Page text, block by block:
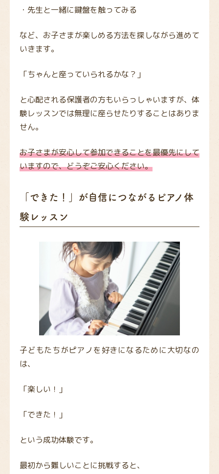
・先生と一緒に鍵盤を触ってみる
など、お子さまが楽しめる方法を探しながら進めて
いきます。
「ちゃんと座っていられるかな？」
と心配される保護者の方もいらっしゃいますが、体
験レッスンでは無理に座らせたりすることはありま
せん。
お子さまが安心して参加できることを最優先にして
いますので、どうぞご安心ください。
「できた！」が自信につながるピアノ体
験レッスン
子どもたちがピアノを好きになるために大切なの
は、
「楽しい！」
「できた！」
という成功体験です。
最初から難しいことに挑戦すると、